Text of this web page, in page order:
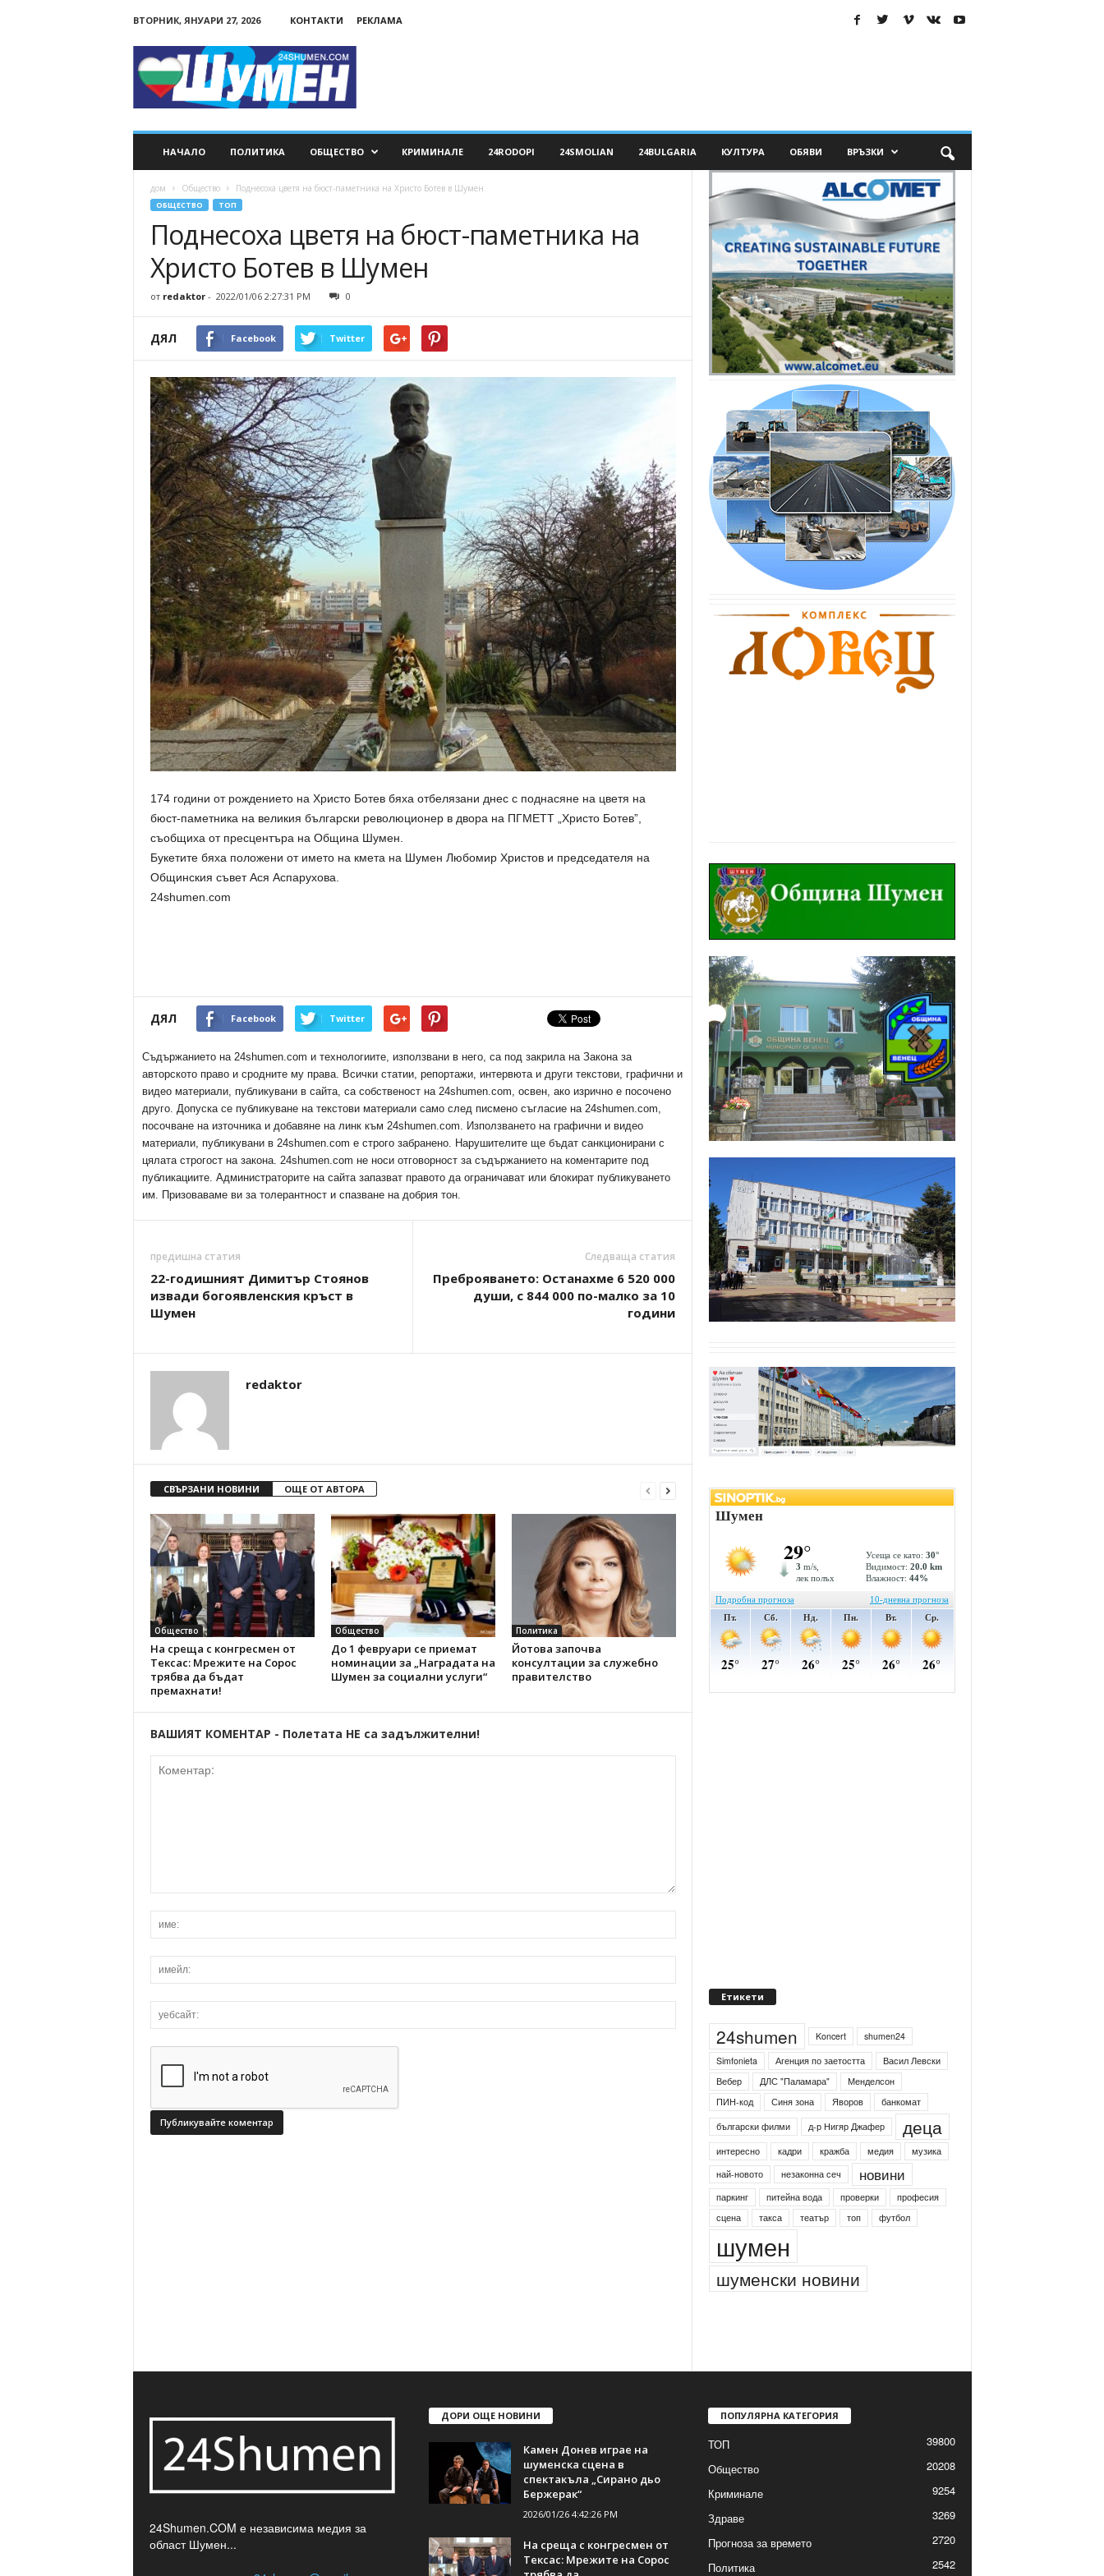
ВТОРНИК, ЯНУАРИ 27, 2026 КОНТАКТИ РЕКЛАМА
НАЧАЛО ПОЛИТИКА ОБЩЕСТВО КРИМИНАЛЕ 24RODOPI 24SMOLIAN 24BULGARIA КУЛТУРА ОБЯВИ ВРЪЗКИ
дом Общество Поднесоха цветя на бюст-паметника на Христо Ботев в Шумен
ОБЩЕСТВО ТОП
Поднесоха цветя на бюст-паметника на
Христо Ботев в Шумен
от redaktor- 2022/01/06 2:27:31 PM 0
ДЯЛ Facebook Twitter
174 години от рождението на Христо Ботев бяха отбелязани днес с поднасяне на цветя на
бюст-паметника на великия български революционер в двора на ПГМЕТТ „Христо Ботев”,
съобщиха от пресцентъра на Община Шумен.
Букетите бяха положени от името на кмета на Шумен Любомир Христов и председателя на
Общинския съвет Ася Аспарухова.
24shumen.com
ДЯЛ Facebook Twitter
Съдържанието на 24shumen.com и технологиите, използвани в него, са под закрила на Закона за
авторското право и сродните му права. Всички статии, репортажи, интервюта и други текстови, графични и
видео материали, публикувани в сайта, са собственост на 24shumen.com, освен, ако изрично е посочено
друго. Допуска се публикуване на текстови материали само след писмено съгласие на 24shumen.com,
посочване на източника и добавяне на линк към 24shumen.com. Използването на графични и видео
материали, публикувани в 24shumen.com е строго забранено. Нарушителите ще бъдат санкционирани с
цялата строгост на закона. 24shumen.com не носи отговорност за съдържанието на коментарите под
публикациите. Администраторите на сайта запазват правото да ограничават или блокират публикуването
им. Призоваваме ви за толерантност и спазване на добрия тон.
предишна статия
22-годишният Димитър Стоянов
извади богоявленския кръст в
Шумен
Следваща статия
Преброяването: Останахме 6 520 000
души, с 844 000 по-малко за 10
години
redaktor
СВЪРЗАНИ НОВИНИ ОЩЕ ОТ АВТОРА
Общество
На среща с конгресмен от
Тексас: Мрежите на Сорос
трябва да бъдат
премахнати!
Общество
До 1 февруари се приемат
номинации за „Наградата на
Шумен за социални услуги“
Политика
Йотова започва
консултации за служебно
правителство
ВАШИЯТ КОМЕНТАР - Полетата НЕ са задължителни!
Етикети
24shumen Koncert
shumen24
Simfonieta
Агенция по заетостта
Васил Левски
Вебер
ДЛС "Паламара"
Менделсон
ПИН-код
Синя зона Яворов
банкомат
български филми
д-р Нигяр Джафер деца
интересно кадри кражба медия
музика
най-новото
незаконна сеч новини
паркинг питейна вода проверки
професия
сцена
такса театър топ футбол
шумен
шуменски новини
24Shumen.COM е независима медия за
област Шумен...
ДОРИ ОЩЕ НОВИНИ
Камен Донев играе на
шуменска сцена в
спектакъла „Сирано дьо
Бержерак“
2026/01/26 4:42:26 PM
На среща с конгресмен от
Тексас: Мрежите на Сорос
ПОПУЛЯРНА КАТЕГОРИЯ
ТОП
39800
Общество
20208
Криминале
9254
Здраве
3269
Прогноза за времето
2720
Политика
2542